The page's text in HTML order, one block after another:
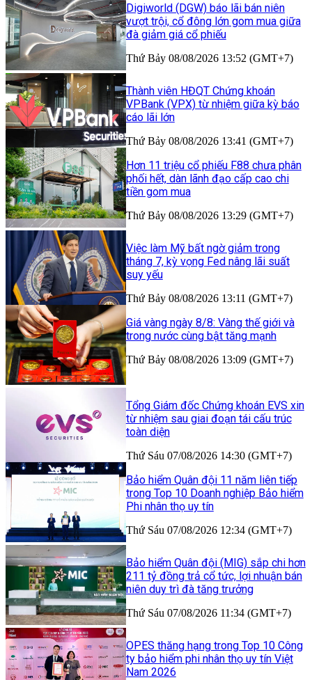
Digiworld (DGW) báo lãi bán niên
vượt trội, cổ đông lớn gom mua giữa
đà giảm giá cổ phiếu
Thứ Bảy 08/08/2026 13:52 (GMT+7)
Thành viên HĐQT Chứng khoán
VPBank (VPX) từ nhiệm giữa kỳ báo
cáo lãi lớn
Thứ Bảy 08/08/2026 13:41 (GMT+7)
Hơn 11 triệu cổ phiếu F88 chưa phân
phối hết, dàn lãnh đạo cấp cao chi
tiền gom mua
Thứ Bảy 08/08/2026 13:29 (GMT+7)
Việc làm Mỹ bất ngờ giảm trong
tháng 7, kỳ vọng Fed nâng lãi suất
suy yếu
Thứ Bảy 08/08/2026 13:11 (GMT+7)
Giá vàng ngày 8/8: Vàng thế giới và
trong nước cùng bật tăng mạnh
Thứ Bảy 08/08/2026 13:09 (GMT+7)
Tổng Giám đốc Chứng khoán EVS xin
từ nhiệm sau giai đoạn tái cấu trúc
toàn diện
Thứ Sáu 07/08/2026 14:30 (GMT+7)
Bảo hiểm Quân đội 11 năm liên tiếp
trong Top 10 Doanh nghiệp Bảo hiểm
Phi nhân thọ uy tín
Thứ Sáu 07/08/2026 12:34 (GMT+7)
Bảo hiểm Quân đội (MIG) sắp chi hơn
211 tỷ đồng trả cổ tức, lợi nhuận bán
niên duy trì đà tăng trưởng
Thứ Sáu 07/08/2026 11:34 (GMT+7)
OPES thăng hạng trong Top 10 Công
ty bảo hiểm phi nhân thọ uy tín Việt
Nam 2026